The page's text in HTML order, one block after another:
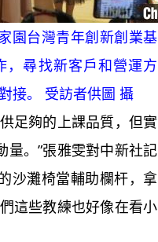
台灣青年創新創業基
，尋找新客戶和營運方
接。 受訪者供圖 攝
足夠的上課品質，但實
量。”張雅雯對中新社記
沙灘椅當輔助欄杆，拿
這些教練也好像在看小